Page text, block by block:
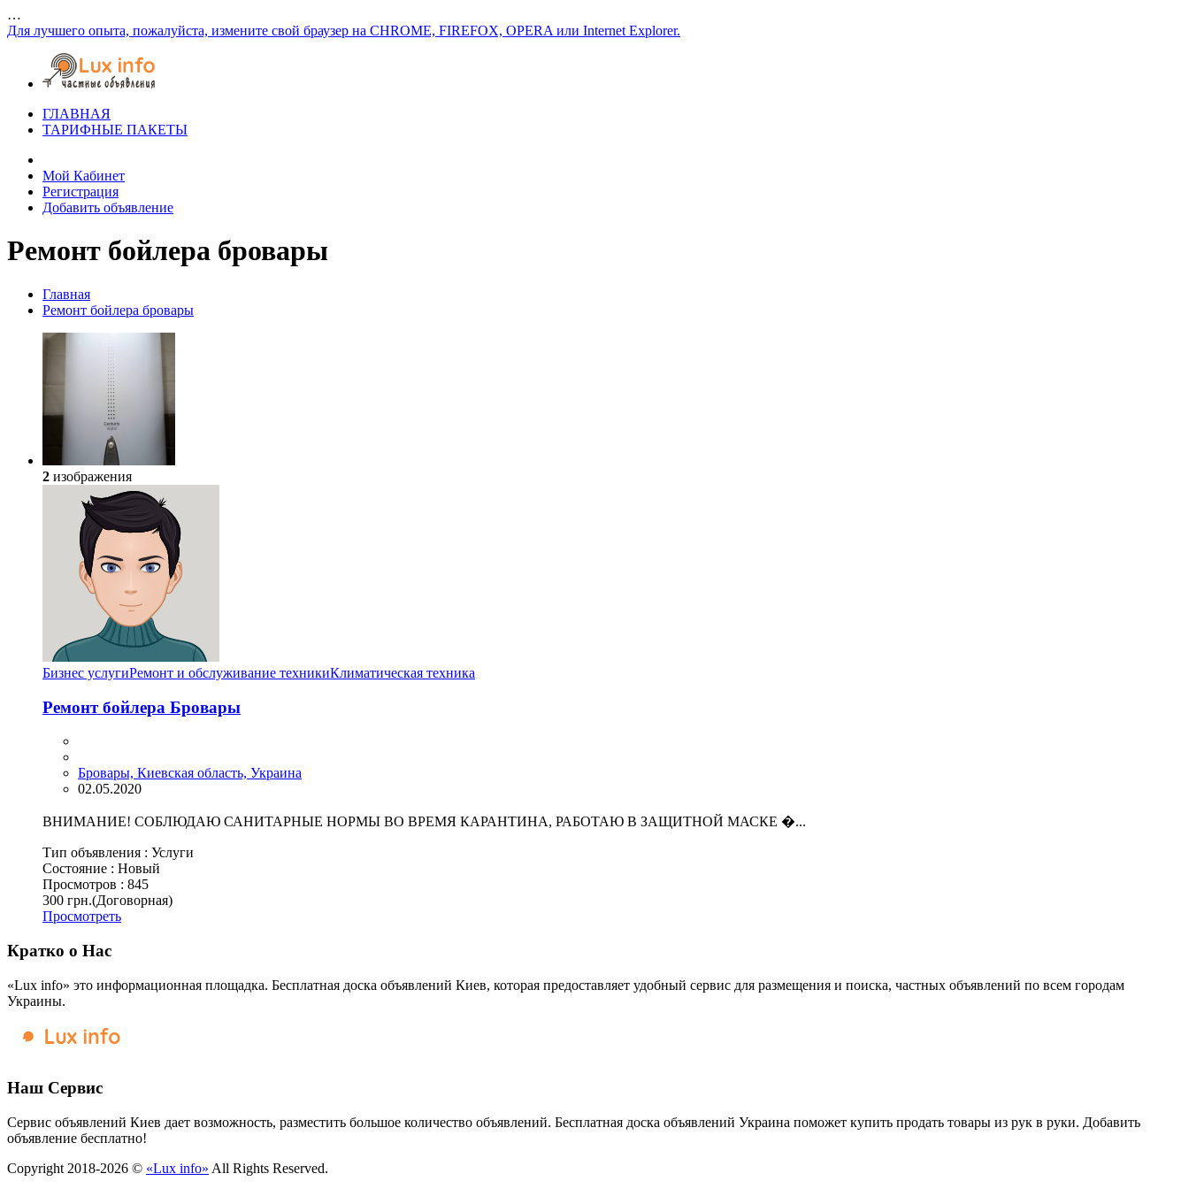
…
Для лучшего опыта, пожалуйста, измените свой браузер на CHROME, FIREFOX, OPERA или Internet Explorer.
ГЛАВНАЯ
ТАРИФНЫЕ ПАКЕТЫ
Мой Кабинет
Регистрация
Добавить объявление
Ремонт бойлера бровары
Главная
Ремонт бойлера бровары
2 изображения
Бизнес услугиРемонт и обслуживание техникиКлиматическая техника
Ремонт бойлера Бровары
Бровары, Киевская область, Украина
02.05.2020
ВНИМАНИЕ! СОБЛЮДАЮ САНИТАРНЫЕ НОРМЫ ВО ВРЕМЯ КАРАНТИНА, РАБОТАЮ В ЗАЩИТНОЙ МАСКЕ �...
Тип объявления : Услуги
Состояние : Новый
Просмотров : 845
300 грн.(Договорная)
Просмотреть
Кратко о Нас
«Lux info» это информационная площадка. Бесплатная доска объявлений Киев, которая предоставляет удобный сервис для размещения и поиска, частных объявлений по всем городам
Украины.
Наш Сервис
Сервис объявлений Киев дает возможность, разместить большое количество объявлений. Бесплатная доска объявлений Украина поможет купить продать товары из рук в руки. Добавить
объявление бесплатно!
Copyright 2018-2026 © «Lux info» All Rights Reserved.